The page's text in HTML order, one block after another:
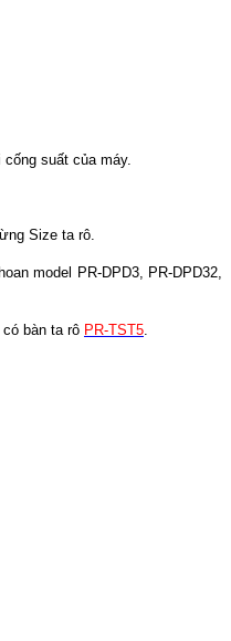
suất của máy.
Size ta rô.
model PR-DPD3, PR-DPD32,
bàn ta rô PR-TST5